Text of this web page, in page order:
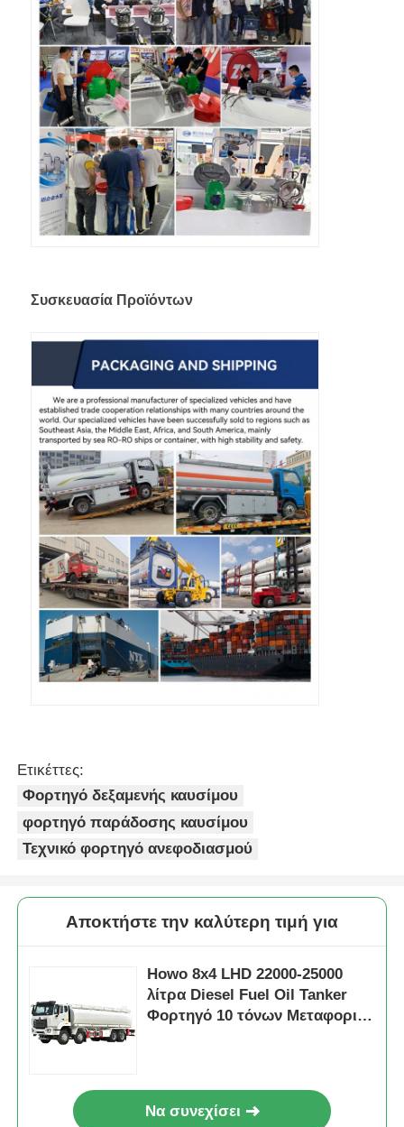
Συσκευασία Προϊόντων
Ετικέττες:
Φορτηγό δεξαμενής καυσίμου
φορτηγό παράδοσης καυσίμου
Τεχνικό φορτηγό ανεφοδιασμού
Αποκτήστε την καλύτερη τιμή για
Howo 8x4 LHD 22000-25000
λίτρα Diesel Fuel Oil Tanker
Φορτηγό 10 τόνων Μεταφορικό
Να συνεχίσει